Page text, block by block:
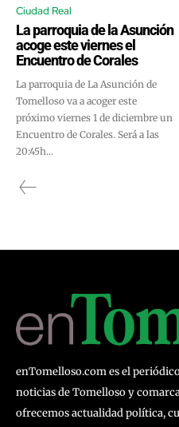
Ciudad Real
La parroquia de la Asunción
acoge este viernes el
Encuentro de Corales
La parroquia de La Asunción de
Tomelloso va a acoger este
próximo viernes 1 de diciembre un
Encuentro de Corales. Será a las
20:45h...
enTomelloso.com es el
noticias de Tomelloso y
ofrecemos actualidad política,